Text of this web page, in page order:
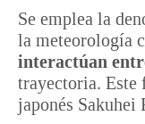
Se emplea la
la meteorología
interactúan
trayectoria. Este
japonés Sakuhei